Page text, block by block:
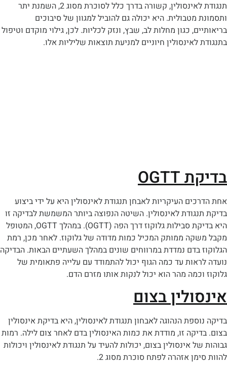
תנגודת לאינסולין, קשורה בדרך כלל לסוכרת מסוג 2, השמנת יתר
היא יכולה גם להוביל למגוון של סיבוכים
כגון מחלות לב, שבץ, ונזק לכליות. לכן, גילוי מוקדם וטיפול
חיוניים למניעת תוצאות שליליות אלו.
OGTT
העיקריות לאבחן תנגודת לאינסולין היא על ידי ביצוע
לאינסולין. השיטה הנפוצה ביותר המשמשת לבדיקה זו
היא בדיקת סבילות גלוקוז דרך הפה (OGTT). במהלך OGTT, המטופל
ממותק המכיל כמות מדודה של גלוקוז. לאחר מכן, רמת
בדם נמדדת במרווחים שונים במהלך השעתיים הבאות. הבדיקה
עד כמה הגוף יכול להתמודד עם עלייה פתאומית של
מהר הוא יכול לנקות אותו מזרם הדם.
בצום
הנהוגה לאבחון תנגודת לאינסולין, היא בדיקת אינסולין
זו, מודדת את כמות האינסולין בדם לאחר צום לילה. רמות
אינסולין בצום, יכולות להעיד על תנגודת לאינסולין ויכולות
אזהרה לפתח סוכרת מסוג 2.